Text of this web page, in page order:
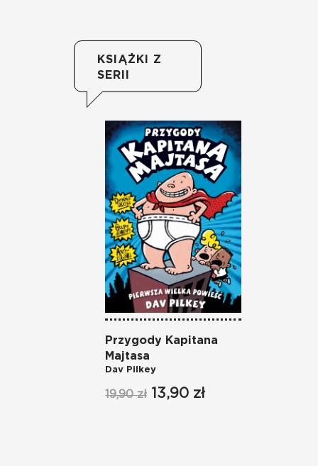
KSIĄŻKI Z
SERII
Przygody Kapitana
Majtasa
Dav Pilkey
19,90 zł 13,90 zł